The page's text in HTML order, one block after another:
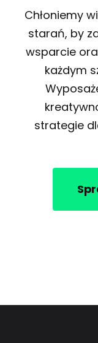
Chłoniemy
starań, by
wsparcie
każdym
strategie